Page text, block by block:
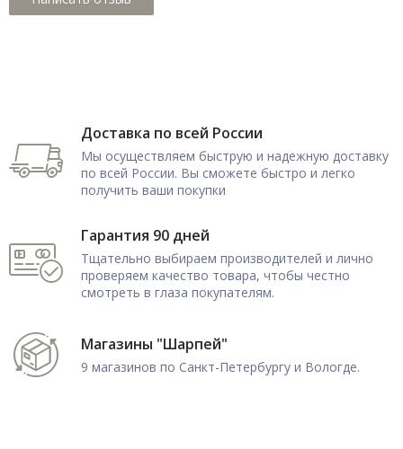
Доставка по всей России
Мы осуществляем быструю и надежную доставку
по всей России. Вы сможете быстро и легко
получить ваши покупки
Гарантия 90 дней
Тщательно выбираем производителей и лично
проверяем качество товара, чтобы честно
смотреть в глаза покупателям.
Магазины "Шарпей"
9 магазинов по Санкт-Петербургу и Вологде.